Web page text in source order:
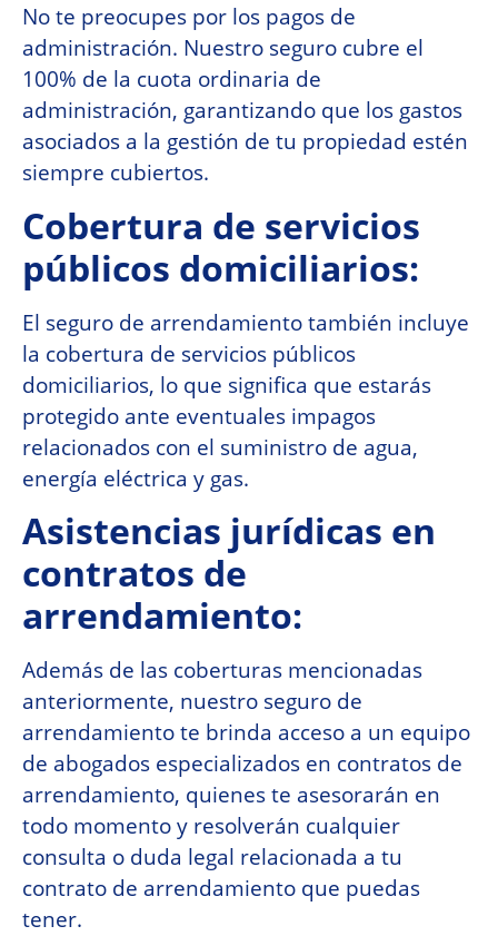
No te preocupes por los pagos de
administración. Nuestro seguro cubre el
100% de la cuota ordinaria de
administración, garantizando que los gastos
asociados a la gestión de tu propiedad estén
siempre cubiertos.
Cobertura de servicios
públicos domiciliarios:
El seguro de arrendamiento también incluye
la cobertura de servicios públicos
domiciliarios, lo que significa que estarás
protegido ante eventuales impagos
relacionados con el suministro de agua,
energía eléctrica y gas.
Asistencias jurídicas en
contratos de
arrendamiento:
Además de las coberturas mencionadas
anteriormente, nuestro seguro de
arrendamiento te brinda acceso a un equipo
de abogados especializados en contratos de
arrendamiento, quienes te asesorarán en
todo momento y resolverán cualquier
consulta o duda legal relacionada a tu
contrato de arrendamiento que puedas
tener.